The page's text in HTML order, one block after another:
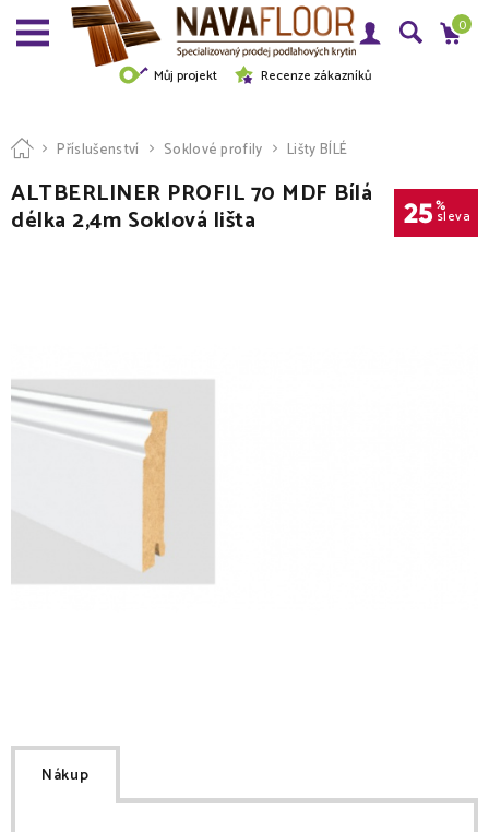
Můj projekt Recenze zákazníků
0
Příslušenství Soklové profily Lišty BÍLÉ
ALTBERLINER PROFIL 70 MDF Bílá
délka 2,4m Soklová lišta 25 %
sleva
Nákup